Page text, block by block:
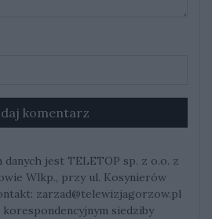
komentarz
jest TELETOP sp. z o.o. z
Wlkp., przy ul. Kosynierów
zarzad@telewizjagorzow.pl
siedziby